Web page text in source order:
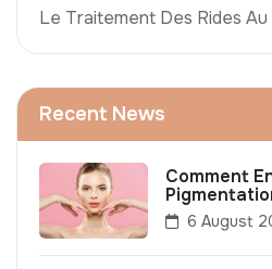
Le Traitement Des Rides
Recent News
Comment
6 August